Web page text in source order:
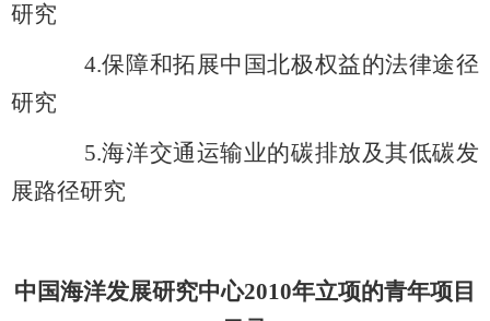
研究
4.保障和拓展中国北极权益的法律途径
研究
5.海洋交通运输业的碳排放及其低碳发
展路径研究
中国海洋发展研究中心2010年立项的青年项目